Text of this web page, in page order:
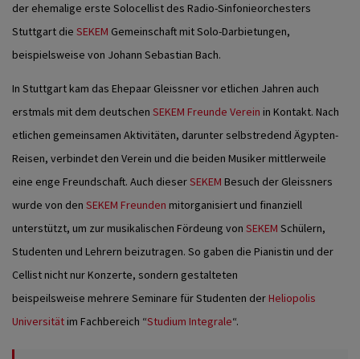
der ehemalige erste Solocellist des Radio-Sinfonieorchesters
Stuttgart die SEKEM Gemeinschaft mit Solo-Darbietungen,
beispielsweise von Johann Sebastian Bach.
In Stuttgart kam das Ehepaar Gleissner vor etlichen Jahren auch
erstmals mit dem deutschen SEKEM Freunde Verein in Kontakt. Nach
etlichen gemeinsamen Aktivitäten, darunter selbstredend Ägypten-
Reisen, verbindet den Verein und die beiden Musiker mittlerweile
eine enge Freundschaft. Auch dieserSEKEM Besuch der Gleissners
wurde von den SEKEM Freunden mitorganisiert und finanziell
unterstützt, um zur musikalischen Fördeung von SEKEM Schülern,
Studenten und Lehrern beizutragen. So gaben die Pianistin und der
Cellist nicht nur Konzerte, sondern gestalteten
beispeilsweise mehrere Seminare für Studenten derHeliopolis
Universitätim Fachbereich “Studium Integrale“.